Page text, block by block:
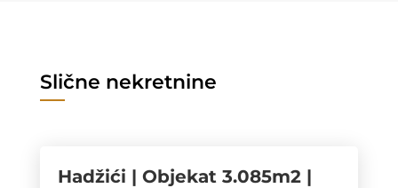
Slične nekretnine
Hadžići | Objekat 3.085m2 |